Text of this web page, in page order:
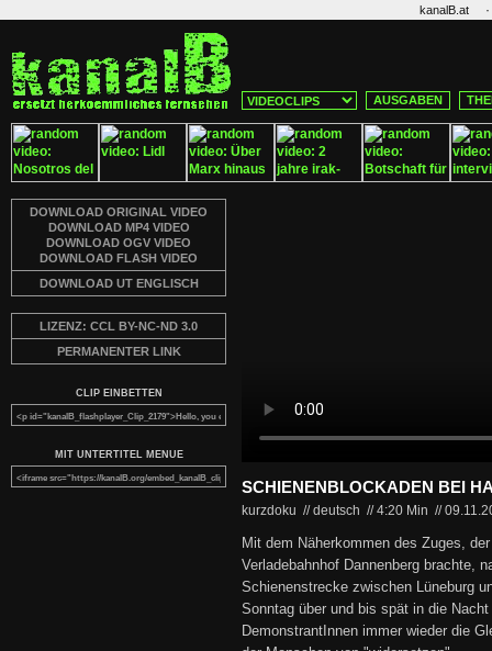
kanalB.at ·
AUSGABEN
DOWNLOAD ORIGINAL VIDEO
DOWNLOAD MP4 VIDEO
DOWNLOAD OGV VIDEO
DOWNLOAD FLASH VIDEO
DOWNLOAD UT ENGLISCH
LIZENZ: CCL BY-NC-ND 3.0
PERMANENTER LINK
CLIP EINBETTEN
MIT UNTERTITEL MENUE
SCHIENENBLOCKADEN BEI
kurzdoku // deutsch //4:20 Min //
Mit dem Näherkommen des Zuges,
Verladebahnhof Dannenberg brachte,
Schienenstrecke zwischen Lüneburg
Sonntag über und bis spät in die
DemonstrantInnen immer wieder die